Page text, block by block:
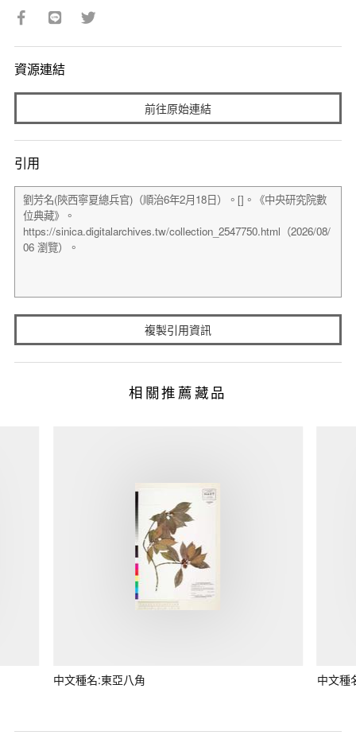
資源連結
前往原始連結
引用
複製引用資訊
相關推薦藏品
中文種名:東亞八角 中文種